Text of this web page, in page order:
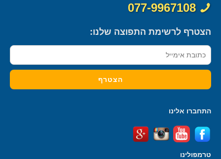
077-9967108
הצטרף לרשימת התפוצה שלנו:
התחברו אלינו
טרמפולינו